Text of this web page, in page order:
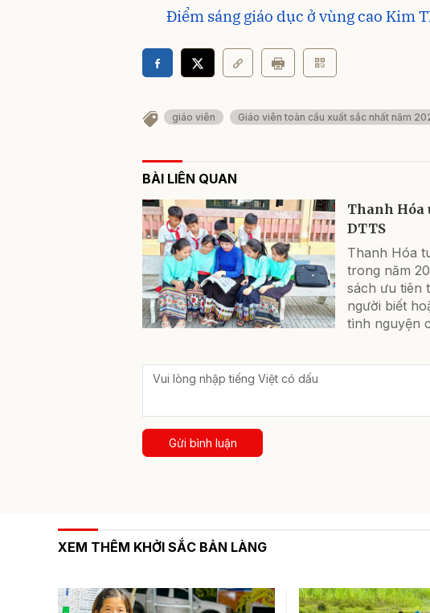
Điểm sáng giáo dục ở vùng cao Kim
giáo viên Giáo viên toàn cầu xuất sắc nhất năm
BÀI LIÊN QUAN
Thanh Hóa
DTTS
Thanh Hóa
trong năm
sách ưu tiên
người biết
tình nguyện
Gửi bình luận
XEM THÊM KHỞI SẮC BẢN LÀNG